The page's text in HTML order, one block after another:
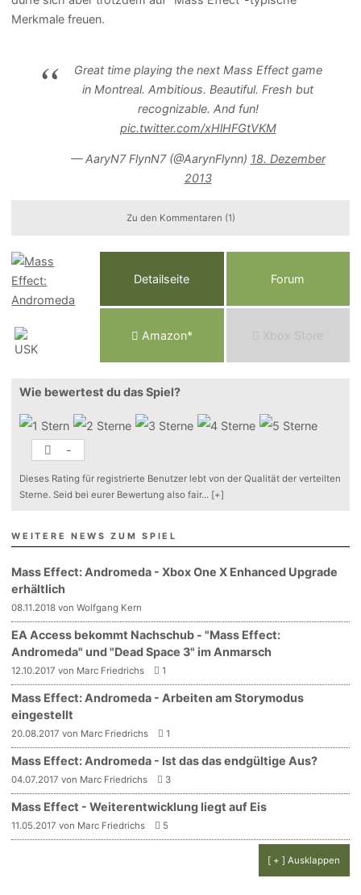
Merkmale freuen.
Great time playing the next Mass Effect game
in Montreal. Ambitious. Beautiful. Fresh but
recognizable. And fun!
pic.twitter.com/xHlHFGtVKM
— AaryN7 FlynN7 (@AarynFlynn) 18. Dezember
2013
Zu den Kommentaren (1)
Detailseite Forum
Amazon* Xbox Store
Wie bewertest du das Spiel?
-
Dieses Rating für registrierte Benutzer lebt von der Qualität der verteilten
Sterne. Seid bei eurer Bewertung also fair... [+]
WEITERE NEWS ZUM SPIEL
Mass Effect: Andromeda - Xbox One X Enhanced Upgrade
erhältlich
08.11.2018 von Wolfgang Kern
EA Access bekommt Nachschub - "Mass Effect:
Andromeda" und "Dead Space 3" im Anmarsch
12.10.2017 von Marc Friedrichs 1
Mass Effect: Andromeda - Arbeiten am Storymodus
eingestellt
20.08.2017 von Marc Friedrichs 1
Mass Effect: Andromeda - Ist das das endgültige Aus?
04.07.2017 von Marc Friedrichs 3
Mass Effect - Weiterentwicklung liegt auf Eis
11.05.2017 von Marc Friedrichs 5
[ + ] Ausklappen